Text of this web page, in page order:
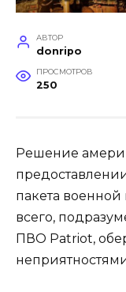
АВТОР
donripo
ПРОСМОТРОВ
250
Решение
пакета
всего,
ПВО Patriot,